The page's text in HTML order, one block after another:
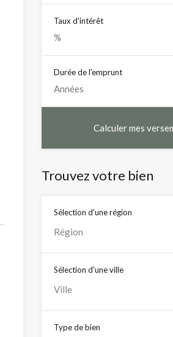
Taux d'intérêt
Durée de l'emprunt
Trouvez votre bien
Sélection d'une région
Région
Sélection d'une ville
Ville
Type de bien